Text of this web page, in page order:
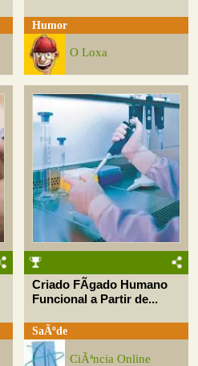
Humor
O Loxa
Criado FÃ­gado Humano
Funcional a Partir de...
SaÃºde
CiÃªncia Online